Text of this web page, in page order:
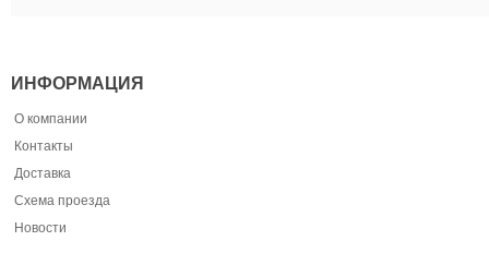
ИНФОРМАЦИЯ
О компании
Контакты
Доставка
Схема проезда
Новости